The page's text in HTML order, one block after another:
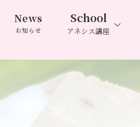
News
お知らせ
School
アネシス講座